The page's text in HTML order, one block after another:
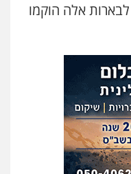
אלה הוקמו